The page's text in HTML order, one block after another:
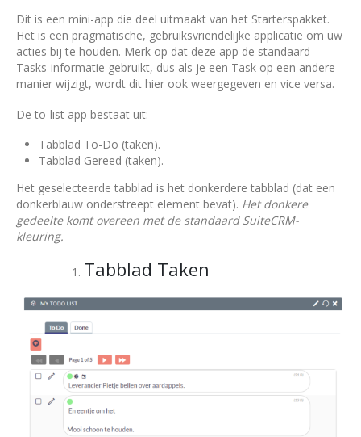
Dit is een mini-app die deel uitmaakt van het Starterspakket.
Het is een pragmatische, gebruiksvriendelijke applicatie om uw
acties bij te houden. Merk op dat deze app de standaard
Tasks-informatie gebruikt, dus als je een Task op een andere
manier wijzigt, wordt dit hier ook weergegeven en vice versa.
De to-list app bestaat uit:
Tabblad To-Do (taken).
Tabblad Gereed (taken).
Het geselecteerde tabblad is het donkerdere tabblad (dat een
donkerblauw onderstreept element bevat). Het donkere
gedeelte komt overeen met de standaard SuiteCRM-
kleuring.
Tabblad Taken